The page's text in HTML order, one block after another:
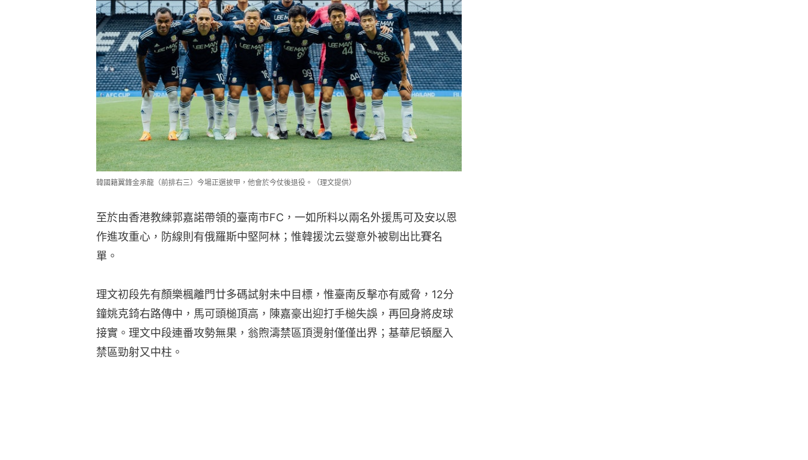
韓國籍翼鋒金承龍（前排右三）今場正選披甲，他會於今仗後退役。（理文提供）
至於由香港教練郭嘉諾帶領的臺南市FC，一如所料以兩名外援馬可及安以恩
作進攻重心，防線則有俄羅斯中堅阿林；惟韓援沈云燮意外被剔出比賽名
單。
理文初段先有顏樂楓離門廿多碼試射未中目標，惟臺南反擊亦有威脅，12分
鐘姚克錡右路傳中，馬可頭槌頂高，陳嘉豪出迎打手槌失誤，再回身將皮球
接實。理文中段連番攻勢無果，翁煦濤禁區頂燙射僅僅出界；基華尼頓壓入
禁區勁射又中柱。